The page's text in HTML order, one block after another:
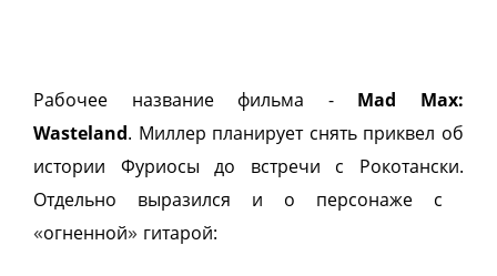
Рабочее название фильма - Mad Max:
Wasteland. Миллер планирует снять приквел об
истории Фуриосы до встречи с Рокотански.
Отдельно выразился и о персонаже с
«огненной» гитарой: